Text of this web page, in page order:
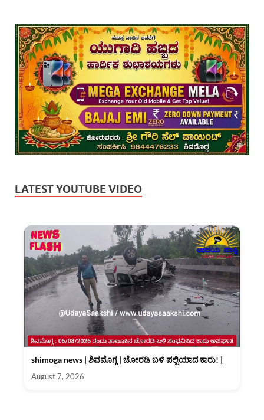
LATEST YOUTUBE VIDEO
shimoga news | ಶಿವಮೊಗ್ಗ | ಚೋರಡಿ ಬಳಿ ಪಲ್ಟಿಯಾದ ಕಾರು! |
August 7, 2026